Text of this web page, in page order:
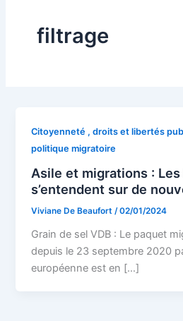
filtrage
Citoyenneté , droits et libertés
politique migratoire
Asile et migrations :
s’entendent sur de
Viviane De Beaufort /02/01/2024
Grain de sel VDB : Le paquet
depuis le 23 septembre 2020
européenne est en […]